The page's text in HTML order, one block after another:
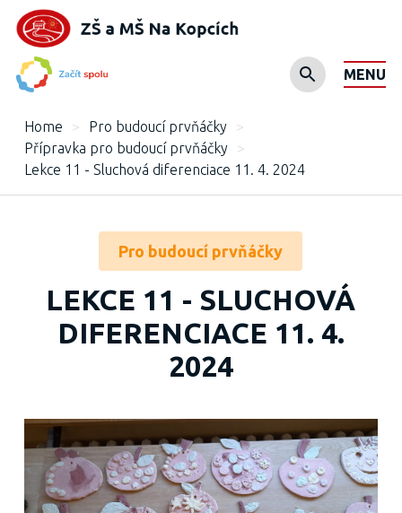
MENU
Home > Pro budoucí prvňáčky
>
Přípravka pro budoucí prvňáčky
>
Lekce 11 - Sluchová diferenciace 11. 4. 2024
Pro budoucí prvňáčky
LEKCE 11 - SLUCHOVÁ
DIFERENCIACE 11. 4.
2024